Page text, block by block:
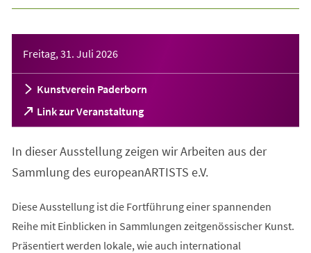
Freitag, 31. Juli 2026
Kunstverein Paderborn
Link zur Veranstaltung
(Öffnet
in
neuen
In dieser Ausstellung zeigen wir Arbeiten aus der
Sammlung des europeanARTISTS e.V.
Diese Ausstellung ist die Fortführung einer spannenden
Reihe mit Einblicken in Sammlungen zeitgenössischer Kunst.
Präsentiert werden lokale, wie auch international